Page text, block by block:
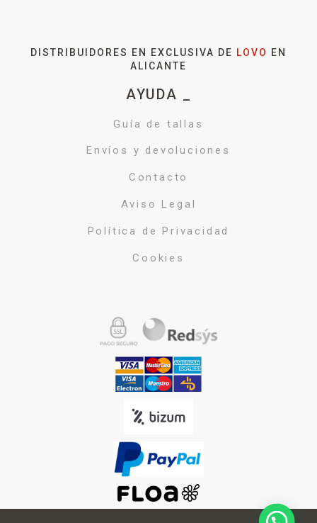
DISTRIBUIDORES EN EXCLUSIVA DE LOVO
EN
ALICANTE
AYUDA _
Guía de tallas
Envíos y devoluciones
Contacto
Aviso Legal
Política de Privacidad
Cookies